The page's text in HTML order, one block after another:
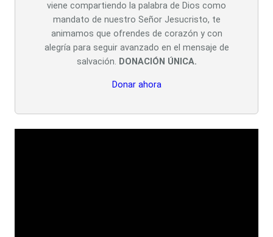
viene compartiendo la palabra de Dios como
mandato de nuestro Señor Jesucristo, te
animamos que ofrendes de corazón y con
alegría para seguir avanzado en el mensaje de
salvación. DONACIÓN ÚNICA.
Donar ahora